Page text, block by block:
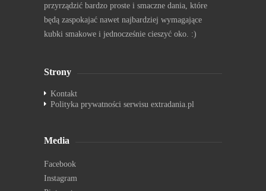
przyrządzić bardzo proste i smaczne dania, które
będą zaspokajać nawet najbardziej wymagające
kubki smakowe i jednocześnie cieszyć oko. :)
Strony
Kontakt
Polityka prywatności serwisu extradania.pl
Media
Facebook
Instagram